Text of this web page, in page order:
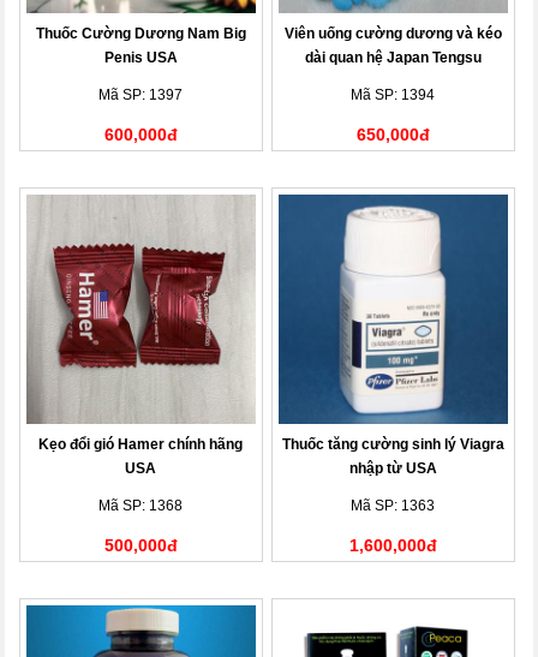
Thuốc Cường Dương Nam Big
Penis USA
Mã SP: 1397
600,000đ
Viên uống cường dương và kéo
dài quan hệ Japan Tengsu
Mã SP: 1394
650,000đ
Kẹo đổi gió Hamer chính hãng
USA
Mã SP: 1368
500,000đ
Thuốc tăng cường sinh lý Viagra
nhập từ USA
Mã SP: 1363
1,600,000đ